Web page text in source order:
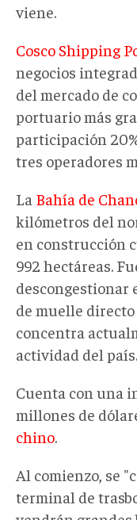
viene.
Cosco Shipping
negocios
del mercado de
portuario más
participación
tres operadores
La Bahía de
kilómetros del
en construcción
992 hectáreas.
descongestionar
de muelle
concentra
actividad del país.
Cuenta con una
millones de
chino.
Al comienzo, se
terminal de